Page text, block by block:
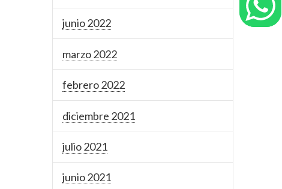
junio 2022
marzo 2022
febrero 2022
diciembre 2021
julio 2021
junio 2021